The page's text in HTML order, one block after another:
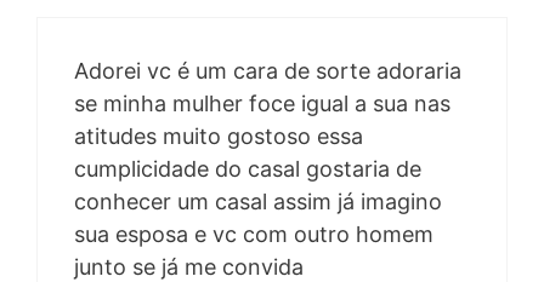
Adorei vc é um cara de sorte adoraria
se minha mulher foce igual a sua nas
atitudes muito gostoso essa
cumplicidade do casal gostaria de
conhecer um casal assim já imagino
sua esposa e vc com outro homem
junto se já me convida